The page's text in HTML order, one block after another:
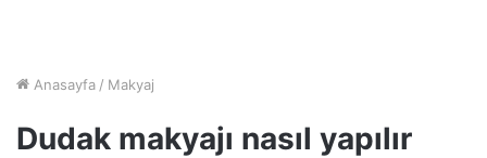
Anasayfa / Makyaj
Dudak makyajı nasıl yapılır